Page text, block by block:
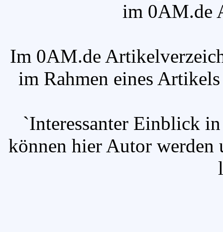
im 0AM.de
Im 0AM.de
im Rahmen eines
`Interessanter Einblick
können hier Autor